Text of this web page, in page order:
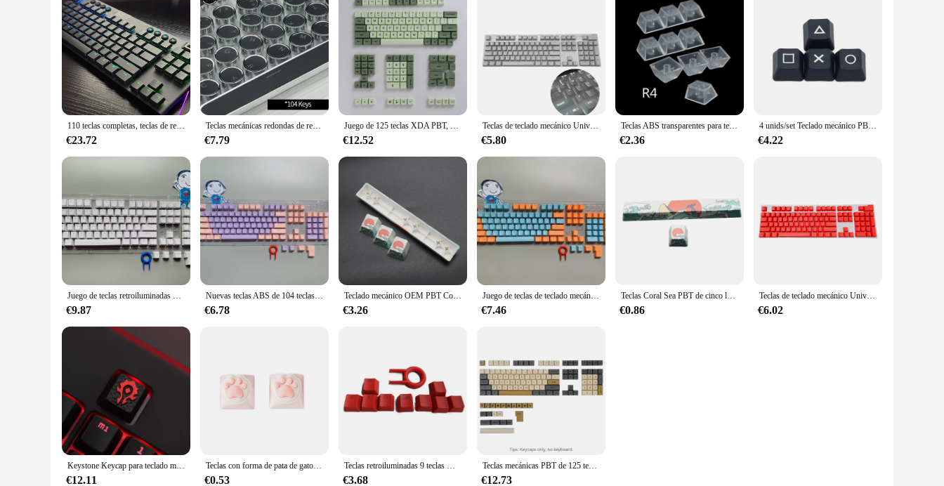
110 teclas completas, teclas de repuesto brillantes, nuevas teclas originales G913 G915TKL, teclas de teclado personalizadas para teclado mecánico
€23.72
Teclas mecánicas redondas de repuesto, 104 teclas, teclas de teclado Retro ergonómicas para teclado para juegos Cherry MX retroiluminado RGB
€7.79
Juego de 125 teclas XDA PBT, verde Matcha Teclado mecánico para 61/64/68/75/87/98/104/108 teclas, Cherry/Gateron/Otemu/Kailh
€12.52
Teclas de teclado mecánico Universal de 104 piezas, teclas ergonómicas en blanco para Cherry MX, reemplazo de teclado mecánico retroiluminado
€5.80
Teclas ABS transparentes para teclado mecánico, 10 piezas, retroiluminado mate para Cherry Gateron Kailh Switch R4 R3 R2 R1
€2.36
4 unids/set Teclado mecánico PBT Keycaps altura opaca perfil OEM PSP dirección flechas teclas suplementarias teclas para teclado
€4.22
Juego de teclas retroiluminadas OEM Pbt de 108 teclas, perfil Iso, juego blanco y negro prsonalizado para interruptores Cherry Mx Outemu, Teclado mecánico
€9.87
Nuevas teclas ABS de 104 teclas, retroiluminación OEM, juego de teclas de dos colores para interruptores Cherry MX, Teclado mecánico de 61/87/104 teclas, blanco y morado
€6.78
Teclado mecánico OEM PBT Coral Sea, accesorio adicional de sublimación para Space ESC 2 piezas, juego de teclas Spaceb
€3.26
Juego de teclas de teclado mecánico, piezas OEM retroiluminado, dos colores, ABS, Morado, tapa de tecla blanca para 61/104 teclas Cherry MX, novedad de 87/104
€7.46
Teclas Coral Sea PBT de cinco lados, barra espaciadora con subcama de tinte, 6.25U, perfil OEM, barra espacial para teclado mecánico DIY, 2 uds.
€0.86
Teclas de teclado mecánico Universal, teclas ergonómicas en blanco para Cherry MX, reemplazo de teclado mecánico retroiluminado, 104 piezas
€6.02
Keystone Keycap para teclado mecánico WOW World of Warcraft Horde Alliance, aleación de aluminio de Zinc, PC de juego personalizado
€12.11
Teclas con forma de pata de gato para teclado mecánico, tapa de silicona suave personalizada, Color rosa artesanal, interruptor Cherry MX, 1 unidad
€0.53
Teclas retroiluminadas 9 teclas WASD dirección para interruptores Cherry MX, teclas teclado mecánico para jugar con
€3.68
Teclas mecánicas PBT de 125 teclas, altura XDA para 61/64/68/75/87/98/104/108 teclas, Teclado mecánico para Cherry/Gateron/Otemu/Kailh
€12.73